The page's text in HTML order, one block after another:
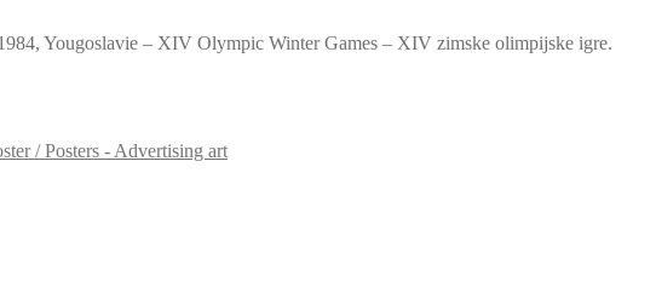
Yougoslavie – XIV Olympic Winter Games – XIV zimske olimpijske igre.
/ Posters - Advertising art